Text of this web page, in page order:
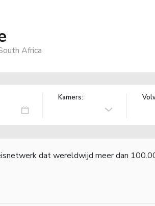
Africa
Kamers:
dat wereldwijd meer dan